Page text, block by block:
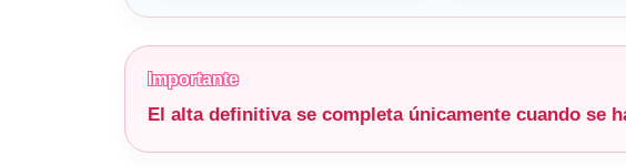
Importante
El alta definitiva se completa únicamente cuando se